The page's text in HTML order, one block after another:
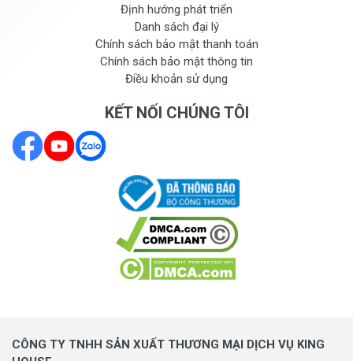
Định hướng phát triển
Danh sách đại lý
Chính sách bảo mật thanh toán
Chính sách bảo mật thông tin
Điều khoản sử dụng
KẾT NỐI CHÚNG TÔI
CÔNG TY TNHH SẢN XUẤT THƯƠNG MẠI DỊCH VỤ KING